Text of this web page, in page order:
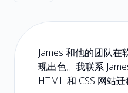
James 和他的团队在
现出色。我联系
HTML 和 CSS 网站